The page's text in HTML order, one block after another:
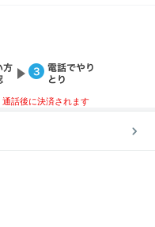
話後に決済されます